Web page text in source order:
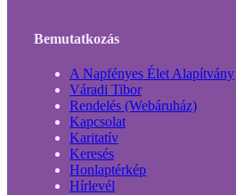
Bemutatkozás
A Napfényes Élet Alapítvány
Váradi Tibor
Rendelés (Webáruház)
Kapcsolat
Karitatív
Keresés
Honlaptérkép
Hírlevél